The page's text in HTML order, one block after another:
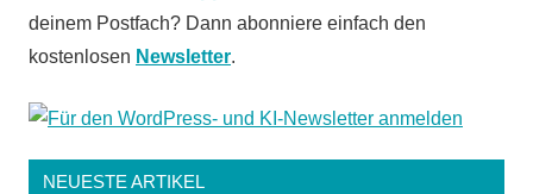
deinem Postfach? Dann abonniere einfach den
kostenlosen Newsletter.
NEUESTE ARTIKEL